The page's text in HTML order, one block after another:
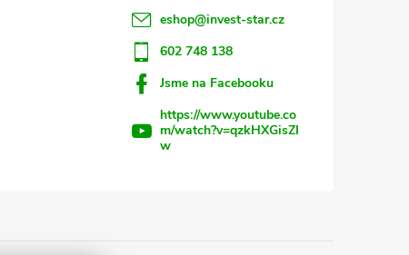
eshop@invest-star.cz
602 748 138
Jsme na Facebooku
https://www.youtube.co
m/watch?v=qzkHXGisZI
w